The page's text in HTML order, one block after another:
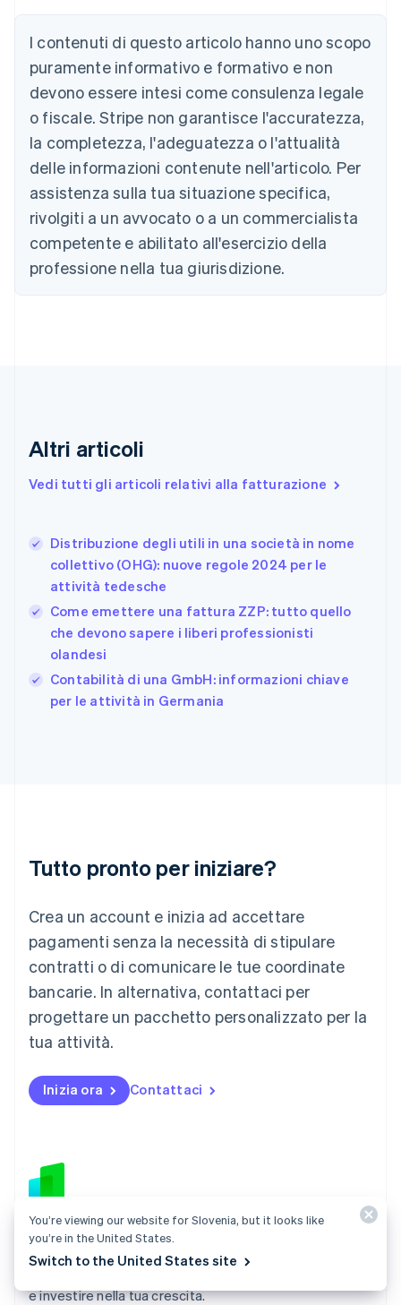
I contenuti di questo articolo hanno uno scopo
puramente informativo e formativo e non
devono essere intesi come consulenza legale
o fiscale. Stripe non garantisce l'accuratezza,
la completezza, l'adeguatezza o l'attualità
delle informazioni contenute nell'articolo. Per
assistenza sulla tua situazione specifica,
rivolgiti a un avvocato o a un commercialista
competente e abilitato all'esercizio della
professione nella tua giurisdizione.
Altri articoli
Vedi tutti gli articoli relativi alla fatturazione
Distribuzione degli utili in una società in nome
collettivo (OHG): nuove regole 2024 per le
attività tedesche
Come emettere una fattura ZZP: tutto quello
che devono sapere i liberi professionisti
olandesi
Contabilità di una GmbH: informazioni chiave
per le attività in Germania
Tutto pronto per iniziare?
Crea un account e inizia ad accettare
pagamenti senza la necessità di stipulare
contratti o di comunicare le tue coordinate
bancarie. In alternativa, contattaci per
progettare un pacchetto personalizzato per la
tua attività.
Inizia ora Contattaci
Capital
Stripe Capital fornisce l'accesso a finanziamenti veloci
e investire nella tua crescita.
Australia
Austria
DeutschEnglish
Belgio
Brasile
PortuguêsEnglish
Bulgaria
English
Canada
EnglishFrançais
Cina continentale
简体中文English
Cipro
English
Finlandia
Germania
DeutschEnglish
Giappone
日本語 English
English
Grecia
English
India
Lituania
Lussemburgo
Deutsch English
Malaysia
English 简体中文
Malta
Messico
EspañolEnglish
English
Nuova Zelanda
Polonia
PortuguêsEnglish
RAS di Hong Kong, Cina
English 简体中文
English
You’re viewing our website for Slovenia, but it looks like
you’re in the United States.
Switch to the United States site